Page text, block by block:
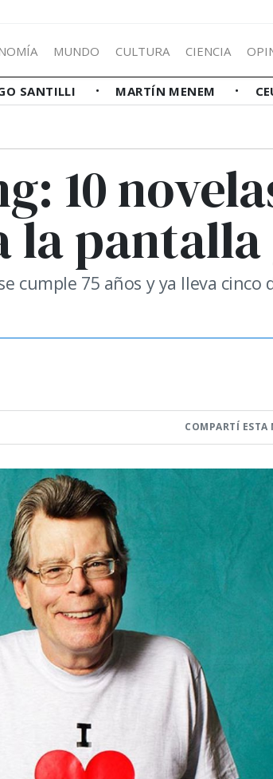
MUNDO CULTURA CIENCIA
SANTILLI MARTÍN MENEM
10
la
cumple 75 años y ya lleva cinco
COMPARTÍ ESTA